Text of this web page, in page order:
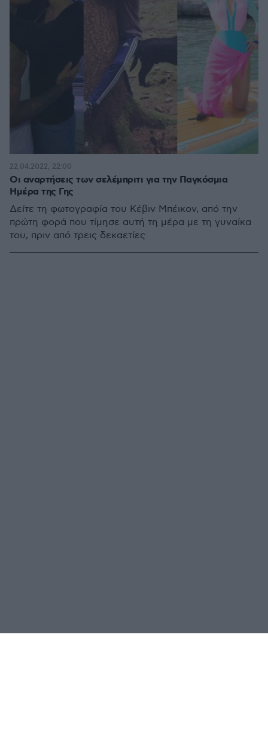
Οι αναρτήσεις των σελέμπριτι για την Παγκόσμια
Ημέρα της Γης
Δείτε τη φωτογραφία του Κέβιν Μπέικον, από την
πρώτη φορά που τίμησε αυτή τη μέρα με τη γυναίκα
του, πριν από τρεις δεκαετίες
22.04.2022, 22:00